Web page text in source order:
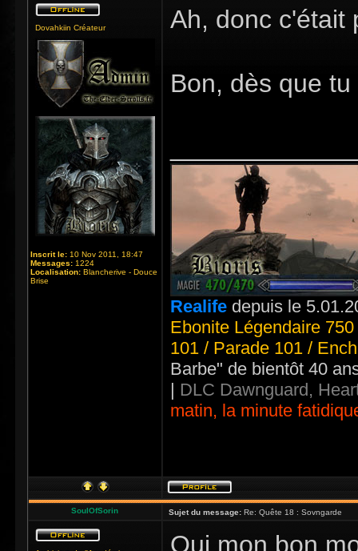
Dovahkiin Créateur
Inscrit le: 10 Nov 2011, 18:47
Messages: 1224
Localisation: Blancherive - Douce
Brise
Ah, donc c'était
Bon, dès que
Realife depuis le
Ebonite Légendaire
101 / Parade 101 /
Barbe" de bientôt 40
| DLC Dawnguard,
matin, la minute
SoulOfSorin Sujet du message: Re: Quête 18 : Sovngarde
Oui mon bon